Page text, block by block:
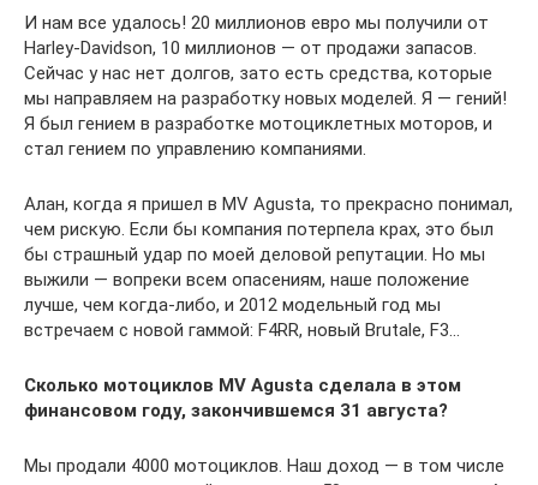
И нам все удалось! 20 миллионов евро мы получили от
Harley-Davidson, 10 миллионов — от продажи запасов.
Сейчас у нас нет долгов, зато есть средства, которые
мы направляем на разработку новых моделей. Я — гений!
Я был гением в разработке мотоциклетных моторов, и
стал гением по управлению компаниями.
Алан, когда я пришел в MV Agusta, то прекрасно понимал,
чем рискую. Если бы компания потерпела крах, это был
бы страшный удар по моей деловой репутации. Но мы
выжили — вопреки всем опасениям, наше положение
лучше, чем когда-либо, и 2012 модельный год мы
встречаем с новой гаммой: F4RR, новый Brutale, F3…
Сколько мотоциклов MV Agusta сделала в этом
финансовом году, закончившемся 31 августа?
Мы продали 4000 мотоциклов. Наш доход — в том числе